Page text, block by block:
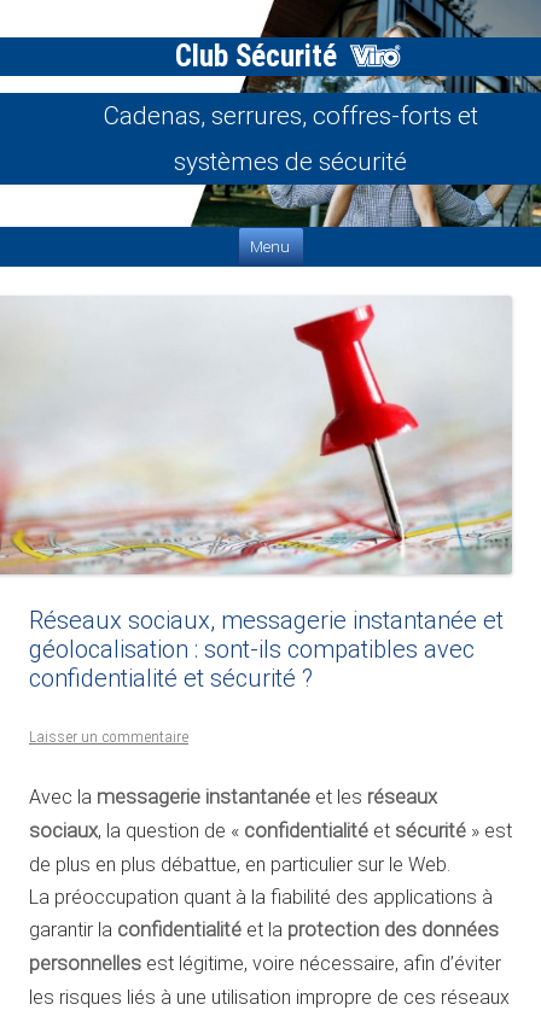
Club Sécurité
Cadenas, serrures, coffres-forts et
systèmes de sécurité
Menu
Réseaux sociaux, messagerie instantanée et
géolocalisation : sont-ils compatibles avec
confidentialité et sécurité ?
Laisser un commentaire
Avec la messagerie instantanée et les réseaux
sociaux, la question de « confidentialité et sécurité » est
de plus en plus débattue, en particulier sur le Web.
La préoccupation quant à la fiabilité des applications à
garantir la confidentialité et la protection des données
personnelles est légitime, voire nécessaire, afin d’éviter
les risques liés à une utilisation impropre de ces réseaux